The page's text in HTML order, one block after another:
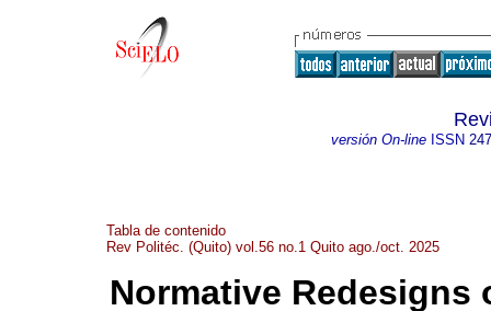
versión On-lineISSN
Tabla de contenido
Rev Politéc. (Quito) vol.56 no.1 Quito ago./oct. 2025
Normative Redesigns